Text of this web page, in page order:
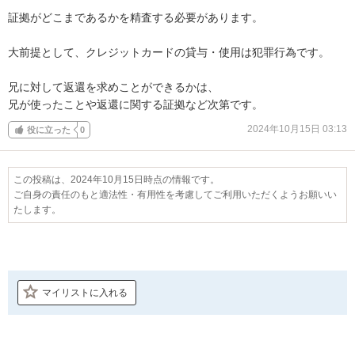
証拠がどこまであるかを精査する必要があります。
大前提として、クレジットカードの貸与・使用は犯罪行為です。
兄に対して返還を求めことができるかは、
兄が使ったことや返還に関する証拠など次第です。
役に立った 0 2024年10月15日 03:13
この投稿は、2024年10月15日時点の情報です。
ご自身の責任のもと適法性・有用性を考慮してご利用いただくようお願いい
たします。
マイリストに入れる